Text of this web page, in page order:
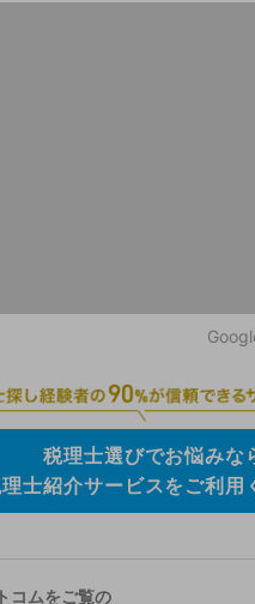
税理士選びでお悩みな
士紹介サービスをご利用
コムをご覧の